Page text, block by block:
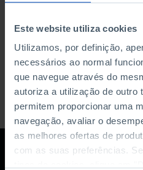
Este website utiliza cookies
Utilizamos, por definição,
necessários ao normal
que navegue através do
autoriza a utilização de outro
permitem proporcionar uma
navegação, avaliar o
as melhores ofertas de
com as suas preferências.